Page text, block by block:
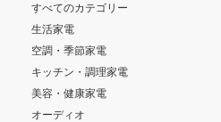
すべてのカテゴリー
生活家電
空調・季節家電
キッチン・調理家電
美容・健康家電
オーディオ